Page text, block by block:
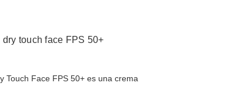
touch face FPS 50+
Touch Face FPS 50+ es una crema